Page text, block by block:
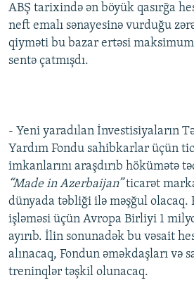
XƏBƏR BÜLLETENLƏRIMIZ
ABŞ tarixində ən böyük qasırğa
neft emalı sənayesinə vurduğu
qiyməti bu bazar ertəsi
sentə çatmışdı.
- Yeni yaradılan İnvestisiyaların
Yardım Fondu sahibkarlar üçün
imkanlarını araşdırıb hökümətə
“Made in Azerbaijan”ticarət
dünyada təbliği ilə məşğul olacaq.
işləməsi üçün Avropa Birliyi 1
ayırıb. İlin sonunadək bu vəsait
alınacaq, Fondun əməkdaşları və
treninqlər təşkil olunacaq.